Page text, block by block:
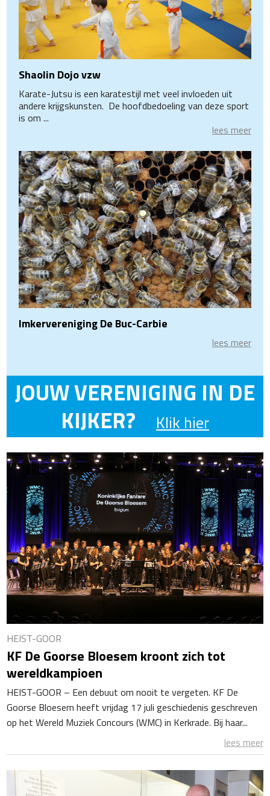
Shaolin Dojo vzw
Karate-Jutsu is een karatestijl met veel invloeden uit
andere krijgskunsten. De hoofdbedoeling van deze sport
is om ...
lees meer
Imkervereniging De Buc-Carbie
lees meer
JOUW VERENIGING IN DE
KIJKER?
Klik hier
HEIST-GOOR
KF De Goorse Bloesem kroont zich tot
wereldkampioen
HEIST-GOOR – Een debuut om nooit te vergeten. KF De
Goorse Bloesem heeft vrijdag 17 juli geschiedenis geschreven
op het Wereld Muziek Concours (WMC) in Kerkrade. Bij haar...
lees meer